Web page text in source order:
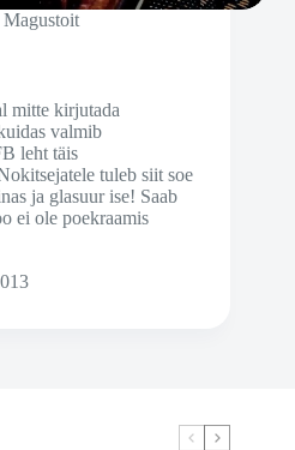
Magustoit
mitte kirjutada
valmib
leht täis
tuleb siit soe
ja glasuur ise! Saab
ei ole poekraamis